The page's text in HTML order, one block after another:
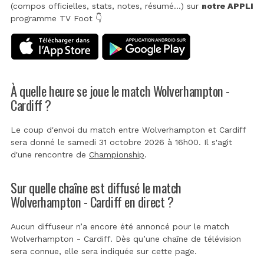
(compos officielles, stats, notes, résumé...) sur notre APPLI
programme TV Foot 👇
À quelle heure se joue le match Wolverhampton -
Cardiff ?
Le coup d'envoi du match entre Wolverhampton et Cardiff
sera donné le samedi 31 octobre 2026 à 16h00. Il s'agit
d'une rencontre de Championship.
Sur quelle chaîne est diffusé le match
Wolverhampton - Cardiff en direct ?
Aucun diffuseur n’a encore été annoncé pour le match
Wolverhampton - Cardiff. Dès qu’une chaîne de télévision
sera connue, elle sera indiquée sur cette page.